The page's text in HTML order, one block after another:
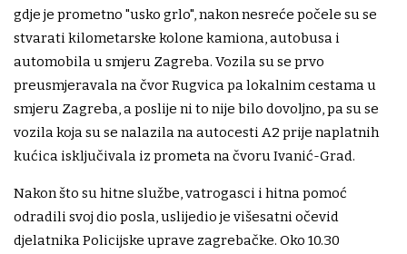
gdje je prometno "usko grlo", nakon nesreće počele su se
stvarati kilometarske kolone kamiona, autobusa i
automobila u smjeru Zagreba. Vozila su se prvo
preusmjeravala na čvor Rugvica pa lokalnim cestama u
smjeru Zagreba, a poslije ni to nije bilo dovoljno, pa su se
vozila koja su se nalazila na autocesti A2 prije naplatnih
kućica isključivala iz prometa na čvoru Ivanić-Grad.
Nakon što su hitne službe, vatrogasci i hitna pomoć
odradili svoj dio posla, uslijedio je višesatni očevid
djelatnika Policijske uprave zagrebačke. Oko 10.30